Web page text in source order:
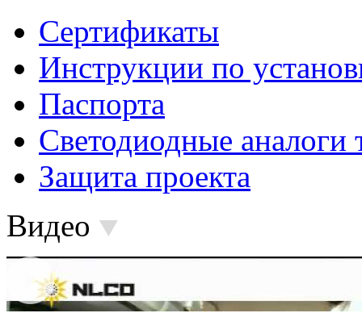
Сертификаты
Инструкции по
Паспорта
Светодиодные аналоги
Защита проекта
Видео